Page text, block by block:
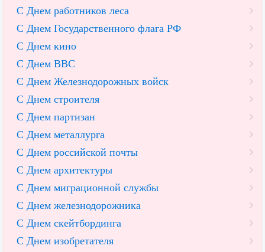
С Днем работников леса
С Днем Государственного флага РФ
С Днем кино
С Днем ВВС
С Днем Железнодорожных войск
С Днем строителя
С Днем партизан
С Днем металлурга
С Днем российской почты
С Днем архитектуры
С Днем миграционной службы
С Днем железнодорожника
С Днем скейтбординга
С Днем изобретателя